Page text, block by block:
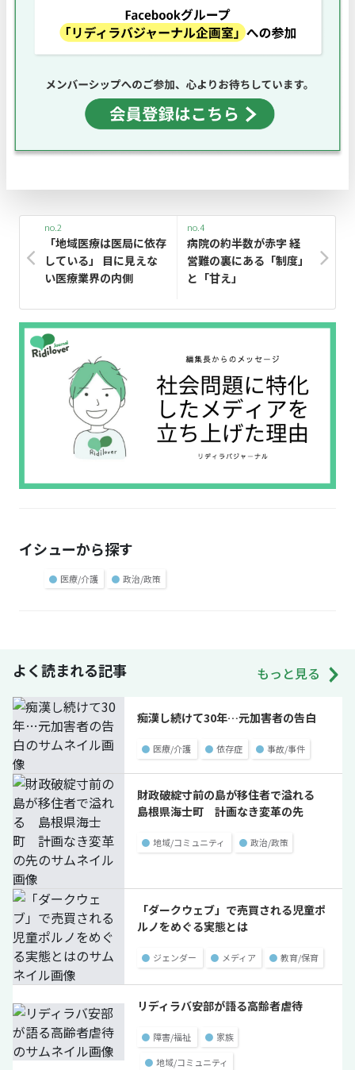
no.2
「地域医療は医局に依存
している」 目に見えな
い医療業界の内側
no.4
病院の約半数が赤字 経
営難の裏にある「制度」
と「甘え」
イシューから探す
● 医療/介護 ● 政治/政策
よく読まれる記事 もっと見る
痴漢し続けて30年…元加害者の告白
● 医療/介護 ● 依存症 ● 事故/事件
財政破綻寸前の島が移住者で溢れる
島根県海士町 計画なき変革の先
● 地域/コミュニティ ● 政治/政策
「ダークウェブ」で売買される児童ポ
ルノをめぐる実態とは
● ジェンダー ● メディア ● 教育/保育
リディラバ安部が語る高齢者虐待
● 障害/福祉 ● 家族
● 地域/コミュニティ